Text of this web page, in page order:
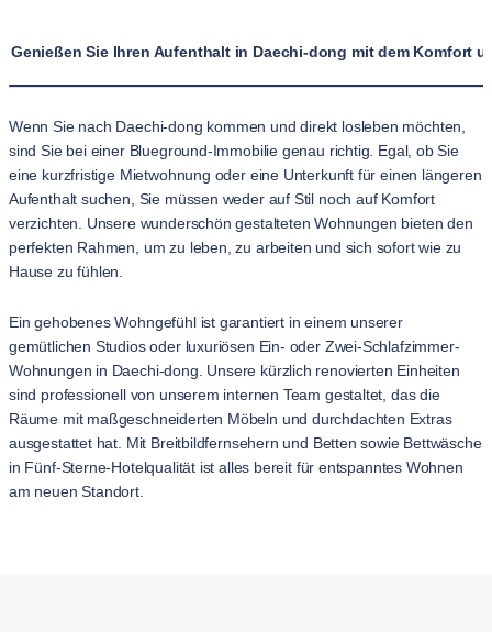
Genießen Sie Ihren Aufenthalt in Daechi-dong mit dem Komfort
Wenn Sie nach Daechi-dong kommen und direkt losleben möchten,
sind Sie bei einer Blueground-Immobilie genau richtig. Egal, ob Sie
eine kurzfristige Mietwohnung oder eine Unterkunft für einen längeren
Aufenthalt suchen, Sie müssen weder auf Stil noch auf Komfort
verzichten. Unsere wunderschön gestalteten Wohnungen bieten den
perfekten Rahmen, um zu leben, zu arbeiten und sich sofort wie zu
Hause zu fühlen.
Ein gehobenes Wohngefühl ist garantiert in einem unserer
gemütlichen Studios oder luxuriösen Ein- oder Zwei-Schlafzimmer-
Wohnungen in Daechi-dong. Unsere kürzlich renovierten Einheiten
sind professionell von unserem internen Team gestaltet, das die
Räume mit maßgeschneiderten Möbeln und durchdachten Extras
ausgestattet hat. Mit Breitbildfernsehern und Betten sowie Bettwäsche
in Fünf-Sterne-Hotelqualität ist alles bereit für entspanntes Wohnen
am neuen Standort.